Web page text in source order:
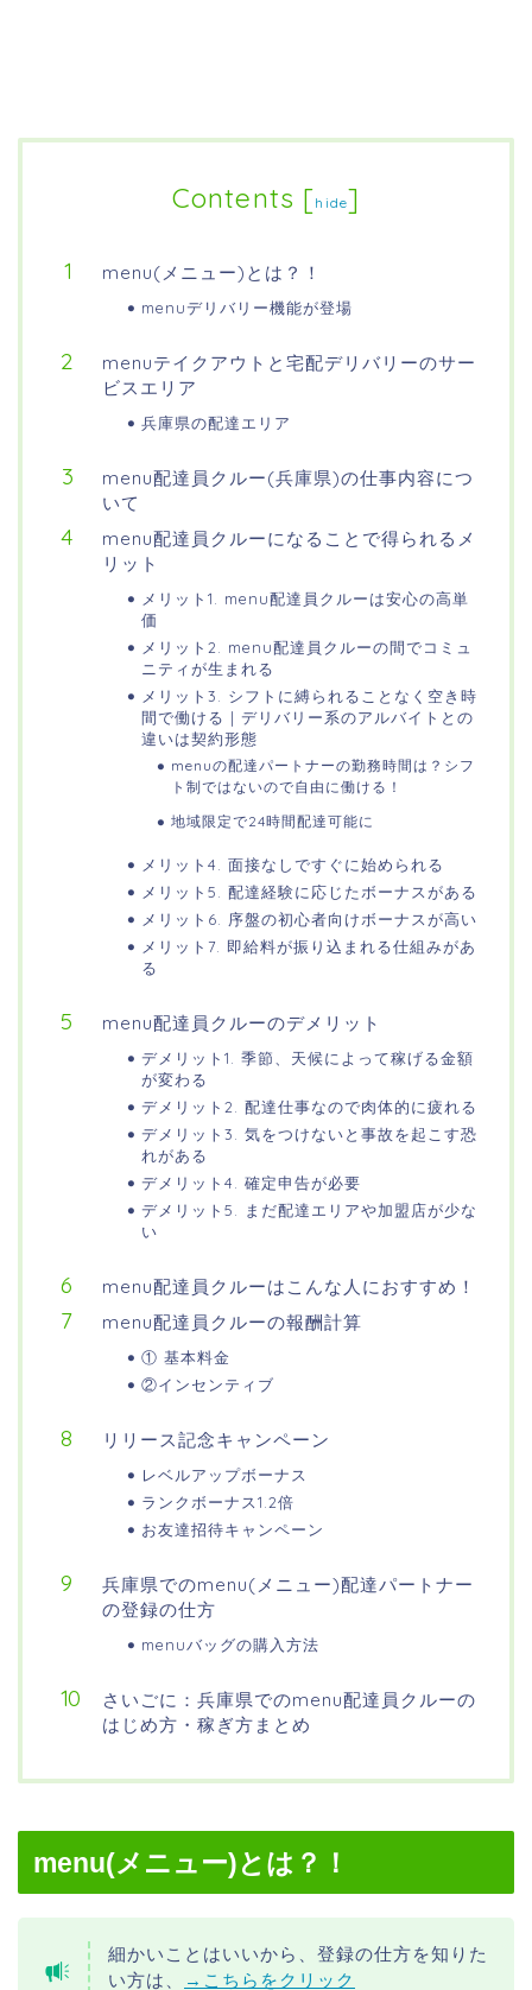
Contents [hide]
menu(メニュー)とは？！
menuデリバリー機能が登場
menuテイクアウトと宅配デリバリーのサー
ビスエリア
兵庫県の配達エリア
menu配達員クルー(兵庫県)の仕事内容につ
いて
menu配達員クルーになることで得られるメ
リット
メリット1. menu配達員クルーは安心の高単
価
メリット2. menu配達員クルーの間でコミュ
ニティが生まれる
メリット3. シフトに縛られることなく空き時
間で働ける | デリバリー系のアルバイトとの
違いは契約形態
menuの配達パートナーの勤務時間は？シフ
ト制ではないので自由に働ける！
地域限定で24時間配達可能に
メリット4. 面接なしですぐに始められる
メリット5. 配達経験に応じたボーナスがある
メリット6. 序盤の初心者向けボーナスが高い
メリット7. 即給料が振り込まれる仕組みがあ
る
menu配達員クルーのデメリット
デメリット1. 季節、天候によって稼げる金額
が変わる
デメリット2. 配達仕事なので肉体的に疲れる
デメリット3. 気をつけないと事故を起こす恐
れがある
デメリット4. 確定申告が必要
デメリット5. まだ配達エリアや加盟店が少な
い
menu配達員クルーはこんな人におすすめ！
menu配達員クルーの報酬計算
① 基本料金
②インセンティブ
リリース記念キャンペーン
レベルアップボーナス
ランクボーナス1.2倍
お友達招待キャンペーン
兵庫県でのmenu(メニュー)配達パートナー
の登録の仕方
menuバッグの購入方法
さいごに：兵庫県でのmenu配達員クルーの
はじめ方・稼ぎ方まとめ
menu(メニュー)とは？！
細かいことはいいから、登録の仕方を知りた
い方は、
→こちらをクリック